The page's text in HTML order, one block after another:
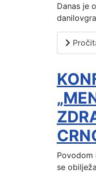
Danas je
Povodom
se